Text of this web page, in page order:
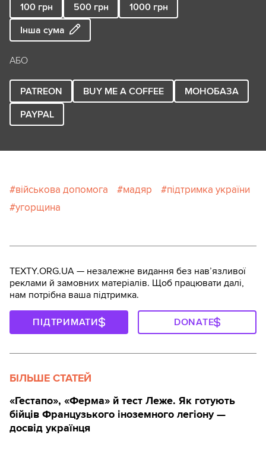
100 грн 500 грн 1000 грн
Інша сума
АБО
PATREON BUY ME A COFFEE
МОНОБАЗА
PAYPAL
військова допомога мадяр
підтримка україни
угорщина
TEXTY.ORG.UA — незалежне видання без навʼязливої
реклами й замовних матеріалів. Щоб працювати далі,
нам потрібна ваша підтримка.
ПІДТРИМАТИ DONATE
БІЛЬШЕ СТАТЕЙ
«Гестапо», «Ферма» й тест Леже. Як готують
бійців Французького іноземного легіону —
досвід українця